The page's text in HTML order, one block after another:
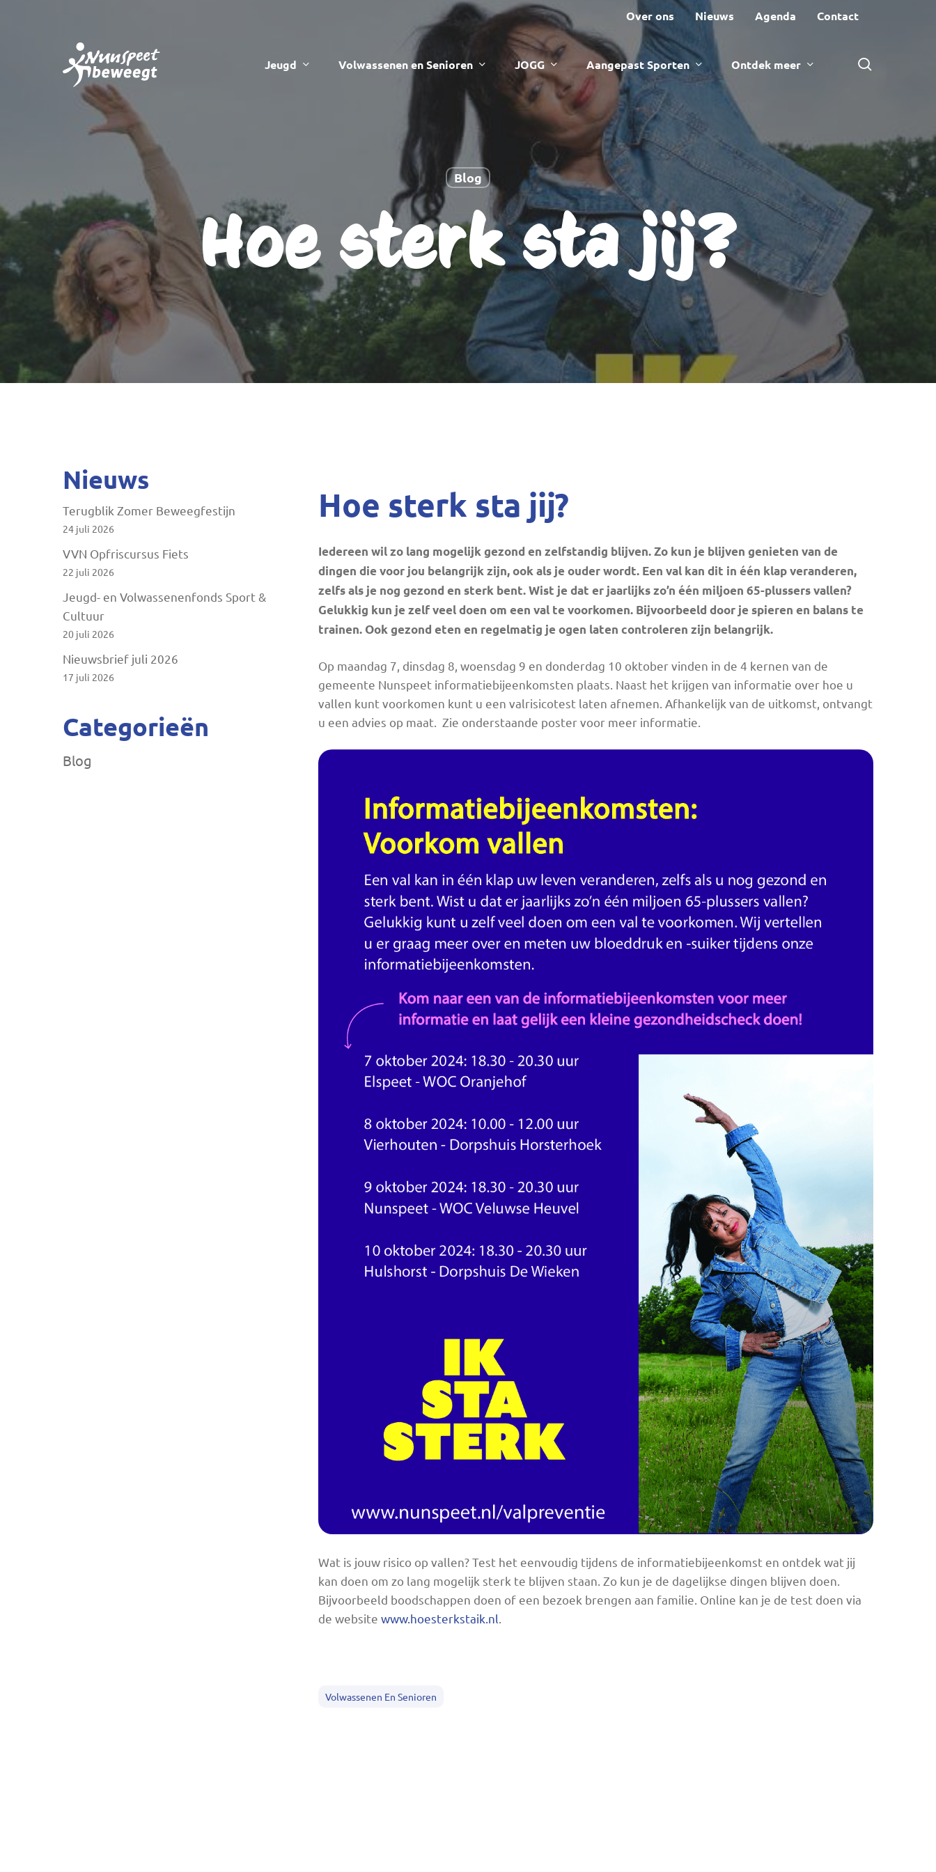
Over ons Nieuws Agenda Contact
Jeugd Volwassenen en Senioren JOGG Aangepast Sporten Ontdek meer
Blog
Hoe sterk sta jij?
Hoe sterk sta jij?
Iedereen wil zo lang mogelijk gezond en zelfstandig blijven. Zo kun je blijven genieten van de
dingen die voor jou belangrijk zijn, ook als je ouder wordt. Een val kan dit in één klap veranderen,
zelfs als je nog gezond en sterk bent. Wist je dat er jaarlijks zo’n één miljoen 65-plussers vallen?
Gelukkig kun je zelf veel doen om een val te voorkomen. Bijvoorbeeld door je spieren en balans te
trainen. Ook gezond eten en regelmatig je ogen laten controleren zijn belangrijk.
Op maandag 7, dinsdag 8, woensdag 9 en donderdag 10 oktober vinden in de 4 kernen van de
gemeente Nunspeet informatiebijeenkomsten plaats. Naast het krijgen van informatie over hoe u
vallen kunt voorkomen kunt u een valrisicotest laten afnemen. Afhankelijk van de uitkomst, ontvangt
u een advies op maat. Zie onderstaande poster voor meer informatie.
Wat is jouw risico op vallen? Test het eenvoudig tijdens de informatiebijeenkomst en ontdek wat jij
kan doen om zo lang mogelijk sterk te blijven staan. Zo kun je de dagelijkse dingen blijven doen.
Bijvoorbeeld boodschappen doen of een bezoek brengen aan familie. Online kan je de test doen via
de website www.hoesterkstaik.nl
Volwassenen En Senioren
Nieuws
Terugblik Zomer Beweegfestijn
24 juli 2026
VVN Opfriscursus Fiets
22 juli 2026
Jeugd- en Volwassenenfonds Sport &
Cultuur
20 juli 2026
Nieuwsbrief juli 2026
17 juli 2026
Categorieën
Blog